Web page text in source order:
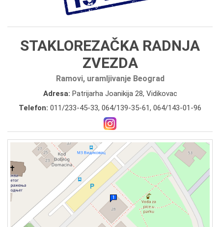
STAKLOREZAČKA RADNJA
ZVEZDA
Ramovi, uramljivanje Beograd
Adresa: Patrijarha Joanikija 28, Vidikovac
Telefon: 011/233-45-33, 064/139-35-61, 064/143-01-96